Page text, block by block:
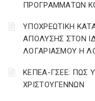
ΠΡΟΓΡΑΜΜΑΤΩΝ
YΠΟΧΡΕΩΤΙΚΗ
ΑΠΟΛΥΣΗΣ ΣΤΟΝ
ΛΟΓΑΡΙΑΣΜΟΥ Η
ΚΕΠΕΑ-ΓΣΕΕ: ΠΩΣ
ΧΡΙΣΤΟΥΓΕΝΝΩΝ